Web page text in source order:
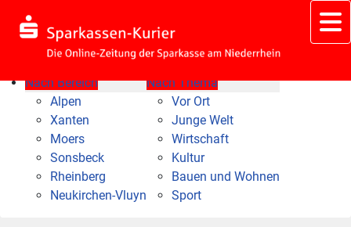
Nach Bereich
Alpen
Xanten
Moers
Sonsbeck
Rheinberg
Neukirchen-Vluyn
Nach Thema
Vor Ort
Junge Welt
Wirtschaft
Kultur
Bauen und Wohnen
Sport